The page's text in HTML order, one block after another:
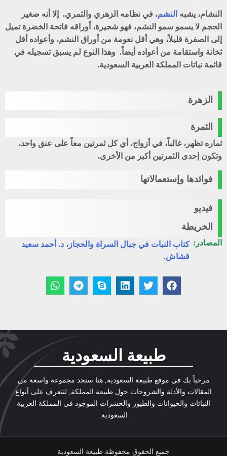
النشام، يشبه النشم، في نظامه الزهري والثمري. إلا أنه صغير
الحجم لا يسمو سمو النشم، فهو شجيرة، أوراقه فاتحة الخضرة تميل
إلى الصفرة قليلاً، وهي أقل نعومة من أوراق النشم، وأعواده أقل
ثخانة واستقامة من أعواده أيضاً. وهذا النوع لم يسبق تسجيله في
قائمة نباتات المملكة العربية السعودية.
الزهرة
الثمرة
ثماره تظهر، غالباً، في أزواج، أي كل ثمرتين معاً على عنق واحد،
وتكون إحدى الثمرتين أكبر من الأخرى.
فوائدها وإستعمالاتها
فيديو
الخريطة
المصادر: كتاب النبات في جبال السراة والحجاز، د. أحمد سعيد
قشاش.
طبيعة السعودية
مرحباً بك في موقع طبيعة السعودية, هنا ستجد مجموعة واسعة من
المقالات والأدلة والشروحات حول طبيعة المملكة, لتتعرف على أنواع
النباتات والحيوانات والطيور والحشرات الموجود في المملكة العربية
السعودية.
جميع الحقوق محفوظة طبيعة السعودية